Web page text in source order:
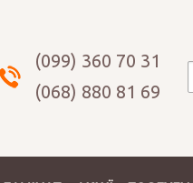
(099) 360 70 31
(068) 880 81 69